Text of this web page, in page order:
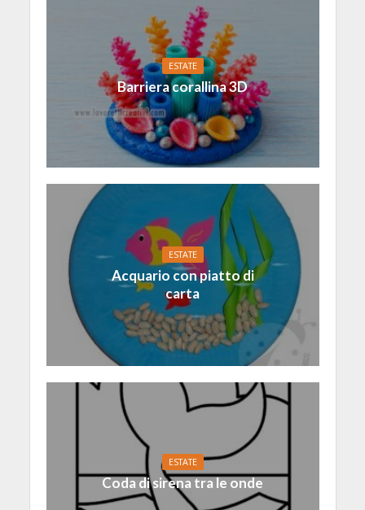
ESTATE
Barriera corallina 3D
ESTATE
Acquario con piatto di
carta
ESTATE
Coda di sirena tra le onde